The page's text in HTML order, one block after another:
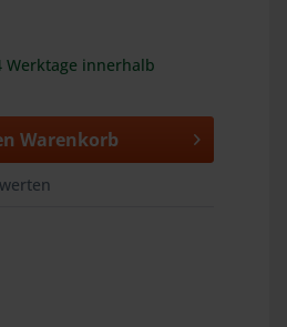
Werktage innerhalb
Warenkorb